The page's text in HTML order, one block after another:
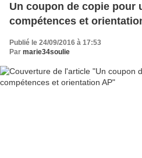
Un coupon de copie pour
compétences et
Publié le 24/09/2016 à 17:53
Par marie34soulie